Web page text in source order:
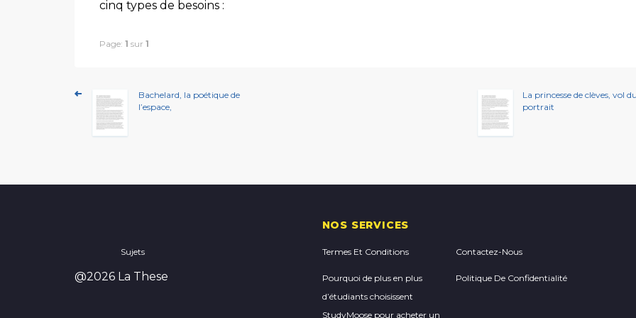
cinq types de besoins :
Page: 1 sur 1
Bachelard, la poétique de
l’espace,
La princesse de clèves, vol
portrait
Sujets
@2026 La These
NOS SERVICES
Termes Et Conditions Contactez-Nous
Pourquoi de plus en plus
d’étudiants choisissent
StudyMoose pour acheter un
Politique De Confidentialité